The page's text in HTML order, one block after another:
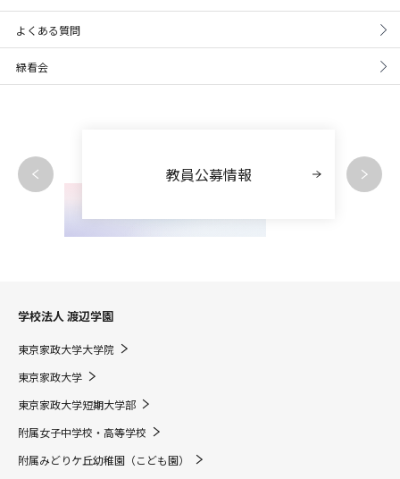
よくある質問
緑看会
教員公募情報
学校法人 渡辺学園
東京家政大学大学院
東京家政大学
東京家政大学短期大学部
附属女子中学校・高等学校
附属みどりケ丘幼稚園（こども園）